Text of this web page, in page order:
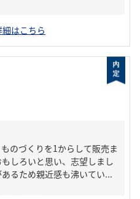
はこちら
のづくりを1からして販売ま
しろいと思い、志望しまし
るため親近感も沸いてい...